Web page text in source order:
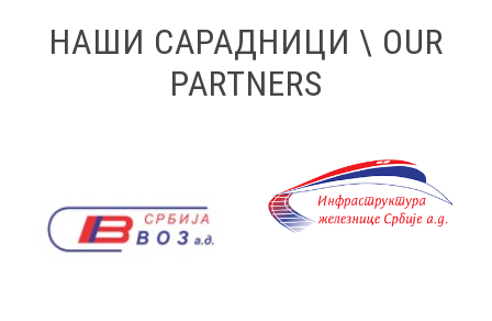
НАШИ САРАДНИЦИ \ OUR
PARTNERS